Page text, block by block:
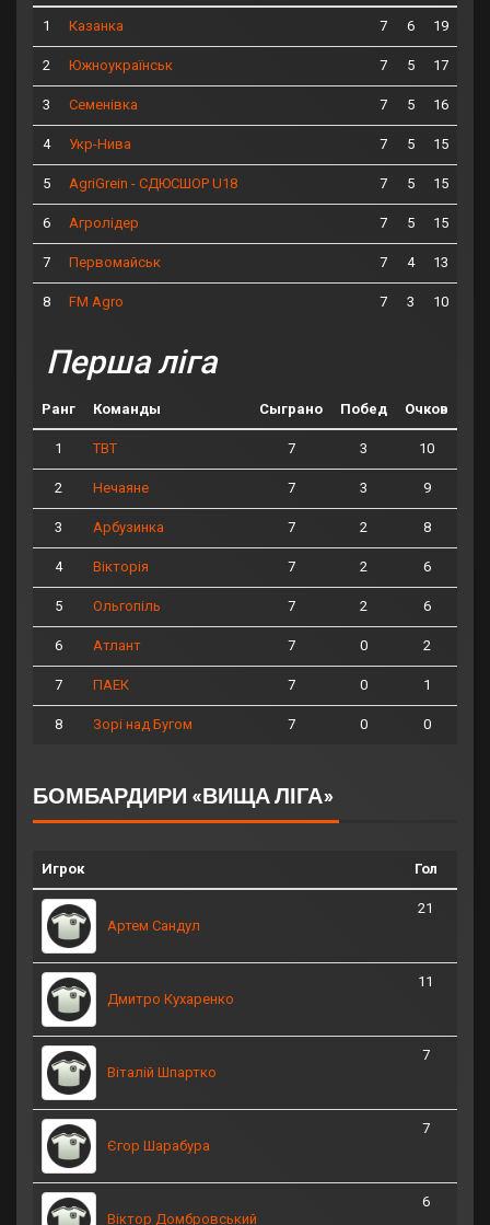
1 Казанка 7 6 19
2 Южноукраїнськ 7 5 17
3 Семенівка 7 5 16
4 Укр-Нива 7 5 15
5 AgriGrein - СДЮСШОР U18 7 5 15
6 Агролідер 7 5 15
7 Первомайськ 7 4 13
8 FM Agro 7 3 10
Перша ліга
Ранг Команды Сыграно Побед Очков
1 ТВТ 7 3 10
2 Нечаяне 7 3 9
3 Арбузинка 7 2 8
4 Вікторія 7 2 6
5 Ольгопіль 7 2 6
6 Атлант 7 0 2
7 ПАЕК 7 0 1
8 Зорі над Бугом 7 0 0
БОМБАРДИРИ «ВИЩА ЛІГА»
Игрок Гол
Артем Сандул
21
Дмитро Кухаренко
11
Віталій Шпартко
7
Єгор Шарабура
7
Віктор Домбровський
6